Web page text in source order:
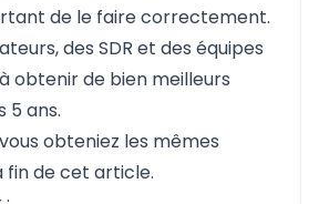
de le faire correctement.
des SDR et des équipes
obtenir de bien meilleurs
5 ans.
obteniez les mêmes
fin de cet article.